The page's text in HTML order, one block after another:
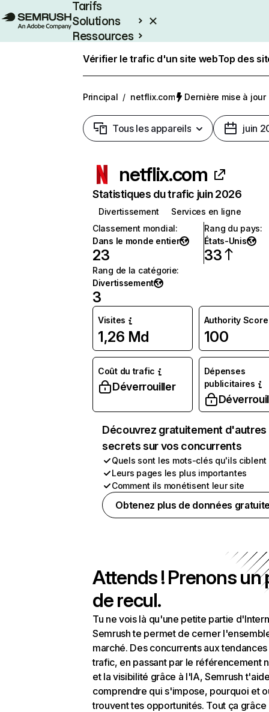
Tarifs
Solutions
Ressources
Vérifier le trafic d'un site webTop des
Principal / netflix.com Dernière mise à jour
Tous les appareils juin
netflix.com
Statistiques du trafic juin 2026
Divertissement
Services en ligne
Classement mondial:
Dans le monde entier
23
Rang du pays:
États-Unis
33
Rang de la catégorie:
Divertissement
3
Visites
1,26 Md
Authority Score
100
Coût du trafic
Déverrouiller
Dépenses
publicitaires
Découvrez gratuitement d'autres
secrets sur vos concurrents
Quels sont les mots-clés qu'ils ciblent
Leurs pages les plus importantes
Comment ils monétisent leur site
Obtenez plus de données
Attends ! Prenons un
de recul.
Tu ne vois là qu'une petite partie
Semrush te permet de cerner
marché. Des concurrents aux
trafic, en passant par le référencement
et la visibilité grâce à l'IA, Semrush
comprendre qui s'impose, pourquoi et
trouvent tes opportunités. Tout ça grâce